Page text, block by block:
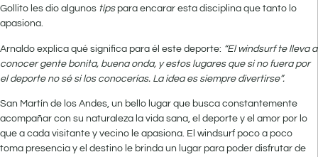
Gollito les dio algunos tipspara encarar esta disciplina que tanto lo
apasiona.
Arnaldo explica qué significa para él este deporte: “El windsurf te lleva a
conocer gente bonita, buena onda, y estos lugares que si no fuera por
el deporte no sé si los conocerías. La idea es siempre divertirse”.
San Martín de los Andes, un bello lugar que busca constantemente
acompañar con su naturaleza la vida sana, el deporte y el amor por lo
que a cada visitante y vecino le apasiona. El windsurf poco a poco
toma presencia y el destino le brinda un lugar para poder disfrutar de